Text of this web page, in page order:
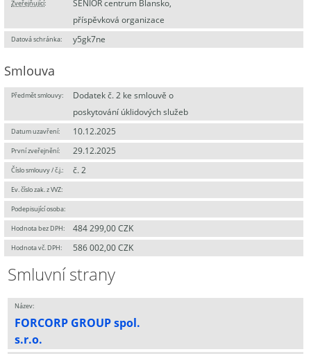
Zveřejňující:
SENIOR centrum Blansko,
příspěvková organizace
Datová schránka: y5gk7ne
Smlouva
Předmět smlouvy:
Dodatek č. 2 ke smlouvě o
poskytování úklidových služeb
Datum uzavření: 10.12.2025
První zveřejnění: 29.12.2025
Číslo smlouvy / č.j.: č. 2
Ev. číslo zak. z VVZ:
Podepisující osoba:
Hodnota bez DPH: 484 299,00 CZK
Hodnota vč. DPH: 586 002,00 CZK
Smluvní strany
Název:
FORCORP GROUP spol.
s.r.o.